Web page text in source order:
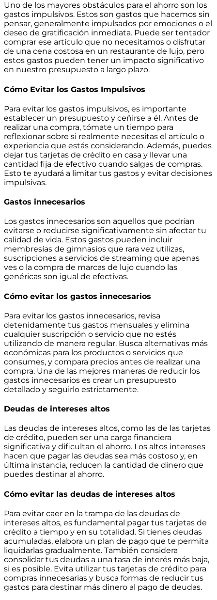
Uno de los mayores obstáculos para el ahorro son los
gastos impulsivos. Estos son gastos que hacemos sin
pensar, generalmente impulsados por emociones o el
deseo de gratificación inmediata. Puede ser tentador
comprar ese artículo que no necesitamos o disfrutar
de una cena costosa en un restaurante de lujo, pero
estos gastos pueden tener un impacto significativo
en nuestro presupuesto a largo plazo.
Cómo Evitar los Gastos Impulsivos
Para evitar los gastos impulsivos, es importante
establecer un presupuesto y ceñirse a él. Antes de
realizar una compra, tómate un tiempo para
reflexionar sobre si realmente necesitas el artículo o
experiencia que estás considerando. Además, puedes
dejar tus tarjetas de crédito en casa y llevar una
cantidad fija de efectivo cuando salgas de compras.
Esto te ayudará a limitar tus gastos y evitar decisiones
impulsivas.
Gastos innecesarios
Los gastos innecesarios son aquellos que podrían
evitarse o reducirse significativamente sin afectar tu
calidad de vida. Estos gastos pueden incluir
membresías de gimnasios que rara vez utilizas,
suscripciones a servicios de streaming que apenas
ves o la compra de marcas de lujo cuando las
genéricas son igual de efectivas.
Cómo evitar los gastos innecesarios
Para evitar los gastos innecesarios, revisa
detenidamente tus gastos mensuales y elimina
cualquier suscripción o servicio que no estés
utilizando de manera regular. Busca alternativas más
económicas para los productos o servicios que
consumes, y compara precios antes de realizar una
compra. Una de las mejores maneras de reducir los
gastos innecesarios es crear un presupuesto
detallado y seguirlo estrictamente.
Deudas de intereses altos
Las deudas de intereses altos, como las de las tarjetas
de crédito, pueden ser una carga financiera
significativa y dificultan el ahorro. Los altos intereses
hacen que pagar las deudas sea más costoso y, en
última instancia, reducen la cantidad de dinero que
puedes destinar al ahorro.
Cómo evitar las deudas de intereses altos
Para evitar caer en la trampa de las deudas de
intereses altos, es fundamental pagar tus tarjetas de
crédito a tiempo y en su totalidad. Si tienes deudas
acumuladas, elabora un plan de pago que te permita
liquidarlas gradualmente. También considera
consolidar tus deudas a una tasa de interés más baja,
si es posible. Evita utilizar tus tarjetas de crédito para
compras innecesarias y busca formas de reducir tus
gastos para destinar más dinero al pago de deudas.